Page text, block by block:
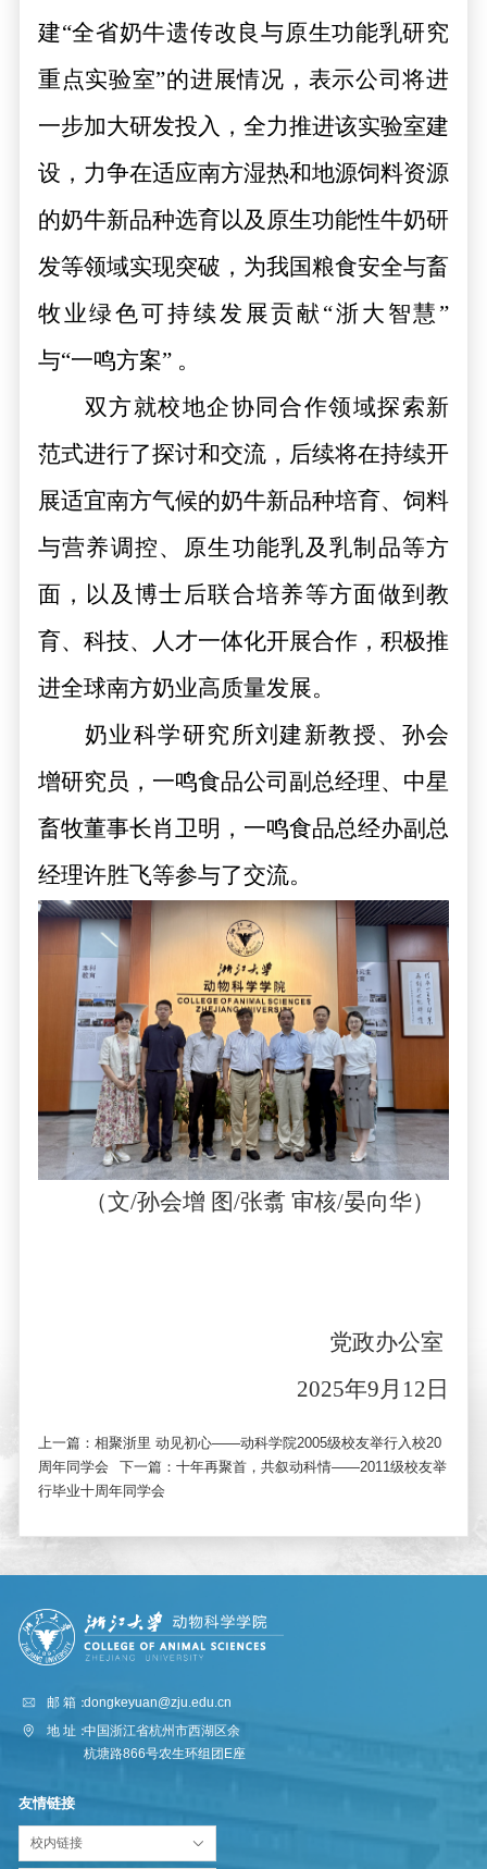
建“全省奶牛遗传改良与原生功能乳研究
重点实验室”的进展情况，表示公司将进
一步加大研发投入，全力推进该实验室建
设，力争在适应南方湿热和地源饲料资源
的奶牛新品种选育以及原生功能性牛奶研
发等领域实现突破， 为我国粮食安全与畜
牧业绿色可持续发展贡献 “浙大 智慧”
与“一鸣方案” 。
双方就校地企协同合作领域探索新
范式进行了探讨和交流，后续将在持续开
展适宜南方气候的奶牛新品种培育、饲料
与营养调控、原生功能乳及乳制品等方
面，以及博士后联合培养等方面做到教
育、科技、人才一体化开展合作 ，积极推
进全球南方奶业高质量发展。
奶业科学研究所刘建新教授、孙会
增研究员， 一鸣食品公司副总经理、中星
畜牧董事长肖卫明，一鸣食品总经办副总
经理许胜飞等参与了交流。
（文/孙会增 图/张翥 审核/晏向华）
党政办公室
2025年9月 12 日
上一篇： 相聚浙里 动见初心——动科学院2005级校友举行入校20
周年同学会
下一篇： 十年再聚首，共叙动科情——2011级校友举
行毕业十周年同学会
邮 箱：dongkeyuan@zju.edu.cn
地 址：中国浙江省杭州市西湖区余
杭塘路866号农生环组团E座
友情链接
校内链接